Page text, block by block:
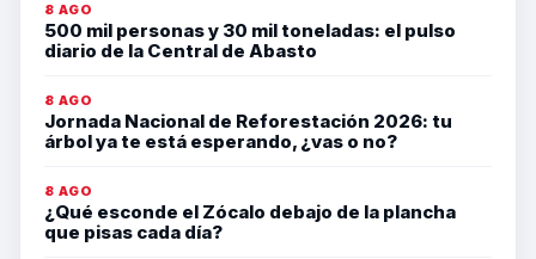
8 AGO
500 mil personas y 30 mil toneladas: el pulso
diario de la Central de Abasto
8 AGO
Jornada Nacional de Reforestación 2026: tu
árbol ya te está esperando, ¿vas o no?
8 AGO
¿Qué esconde el Zócalo debajo de la plancha
que pisas cada día?